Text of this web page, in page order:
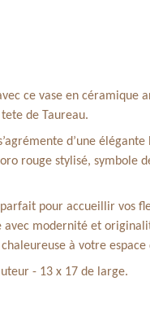
ce vase en céramique
de Taureau.
d’une
rouge stylisé, symbole
parfait pour accueillir vos
avec modernité et
à votre espace
- 13 x 17 de large.